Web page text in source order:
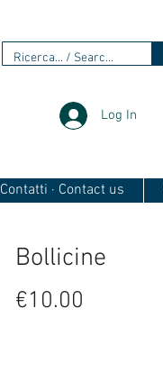
Log In
Contatti · Contact us
Bollicine
€10.00